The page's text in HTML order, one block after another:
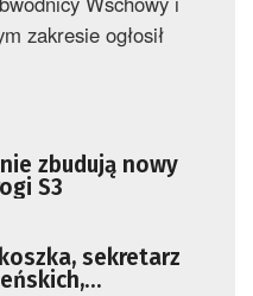
zakresie ogłosił
zbudują nowy
S3
sekretarz